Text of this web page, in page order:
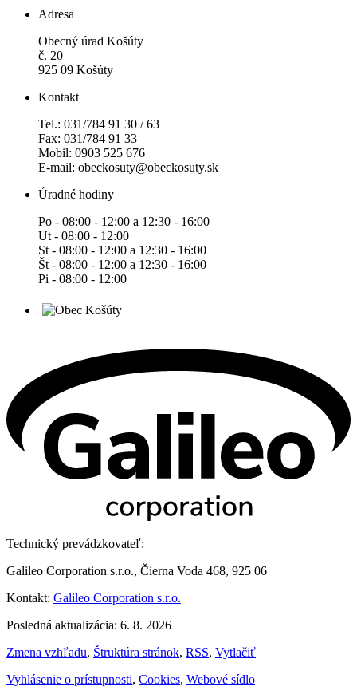
Adresa
Obecný úrad Košúty
č. 20
925 09 Košúty
Kontakt
Tel.: 031/784 91 30 / 63
Fax: 031/784 91 33
Mobil: 0903 525 676
E-mail: obeckosuty@obeckosuty.sk
Úradné hodiny
Po - 08:00 - 12:00 a 12:30 - 16:00
Ut - 08:00 - 12:00
St - 08:00 - 12:00 a 12:30 - 16:00
Št - 08:00 - 12:00 a 12:30 - 16:00
Pi - 08:00 - 12:00
Technický prevádzkovateľ:
Galileo Corporation s.r.o., Čierna Voda 468, 925 06
Kontakt: Galileo Corporation s.r.o.
Posledná aktualizácia: 6. 8. 2026
Zmena vzhľadu, Štruktúra stránok, RSS, Vytlačiť
Vyhlásenie o prístupnosti, Cookies, Webové sídlo